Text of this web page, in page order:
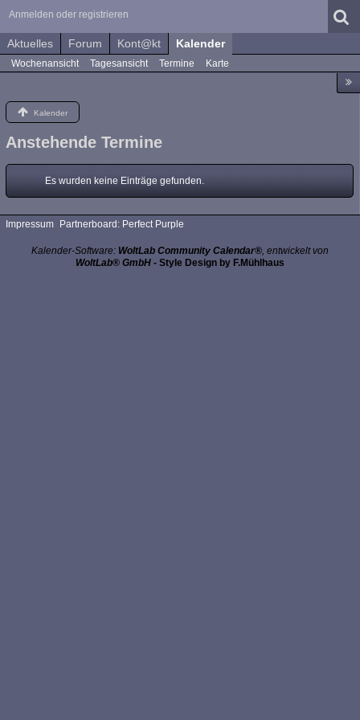
Anmelden oder registrieren
Aktuelles Forum Kont@kt Kalender
Wochenansicht Tagesansicht Termine Karte
Kalender
Anstehende Termine
Es wurden keine Einträge gefunden.
Impressum Partnerboard: Perfect Purple
Kalender-Software: WoltLab Community Calendar®, entwickelt von
WoltLab® GmbH